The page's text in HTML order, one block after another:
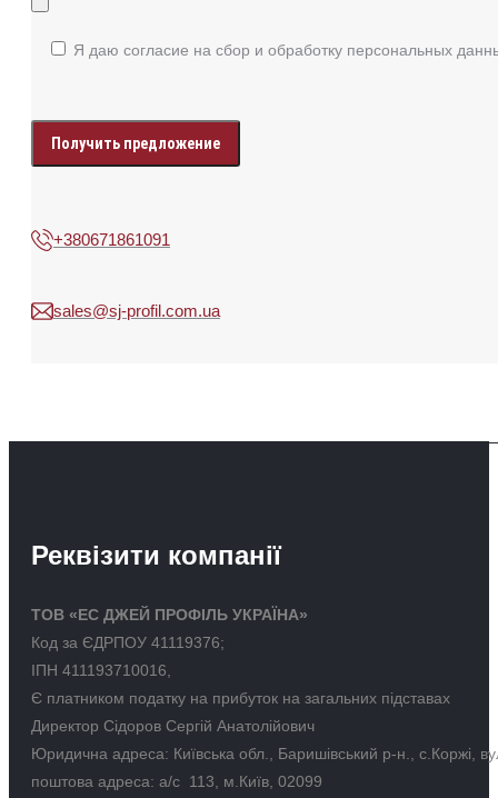
Я даю согласие на сбор и обработку персональных
your
data
+380671861091
sales@sj-profil.com.ua
Реквізити компанії
ТОВ «ЕС ДЖЕЙ ПРОФІЛЬ УКРАЇНА»
Код за ЄДРПОУ 41119376;
ІПН 411193710016,
Є платником податку на прибуток на загальних підставах
Директор Сідоров Сергій Анатолійович
Юридична адреса: Київська обл., Баришівський р-н., с.Коржі,
поштова адреса: а/с 113, м.Київ, 02099